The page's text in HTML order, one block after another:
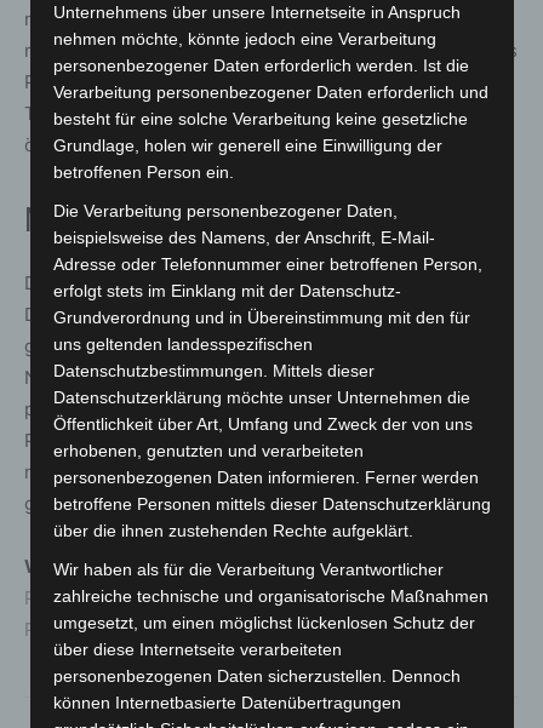
nur Nutzende, sondern gestalten ihre Umgebung aktiv
mit – von der ersten Idee bis zur langfristigen Pflege. Das
P.A.N. Zentrum wird so zu einem Vorbild für soziale
Teilhabe von Menschen mit Behinderung und
ökologische Verantwortung.“
Nachhaltigkeit in Aktion
Die strategische Zusammenarbeit zwischen der Diakonie
Deutschland und dem NABU zeigt, wie soziale,
gesundheitliche und ökologische Aspekte der
Nachhaltigen Entwicklungsziele der Vereinten Nationen
praxisnah und wirksam verbunden werden können. Das
Projekt „1.000 Gärten“ setzt wichtige Impulse für eine
nachhaltige Entwicklung vor Ort und motiviert zu einem
ganzheitlichen Wandel.
Weitere Informationen:
Projektseite Diakonie Deutschland
Projektseite NABU
Unternehmens über unsere Internetseite in Anspruch
nehmen möchte, könnte jedoch eine Verarbeitung
personenbezogener Daten erforderlich werden. Ist die
Verarbeitung personenbezogener Daten erforderlich und
besteht für eine solche Verarbeitung keine gesetzliche
Grundlage, holen wir generell eine Einwilligung der
betroffenen Person ein.
Die Verarbeitung personenbezogener Daten,
beispielsweise des Namens, der Anschrift, E-Mail-
Adresse oder Telefonnummer einer betroffenen Person,
erfolgt stets im Einklang mit der Datenschutz-
Grundverordnung und in Übereinstimmung mit den für
uns geltenden landesspezifischen
Datenschutzbestimmungen. Mittels dieser
Datenschutzerklärung möchte unser Unternehmen die
Öffentlichkeit über Art, Umfang und Zweck der von uns
erhobenen, genutzten und verarbeiteten
personenbezogenen Daten informieren. Ferner werden
betroffene Personen mittels dieser Datenschutzerklärung
über die ihnen zustehenden Rechte aufgeklärt.
Wir haben als für die Verarbeitung Verantwortlicher
zahlreiche technische und organisatorische Maßnahmen
umgesetzt, um einen möglichst lückenlosen Schutz der
über diese Internetseite verarbeiteten
personenbezogenen Daten sicherzustellen. Dennoch
können Internetbasierte Datenübertragungen